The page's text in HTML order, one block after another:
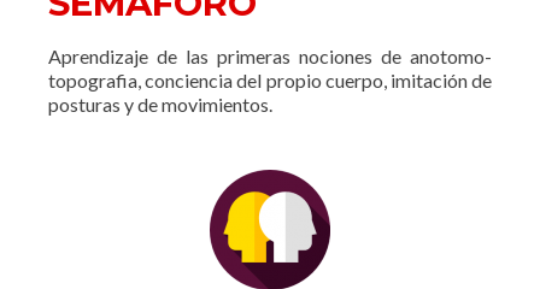
Aprendizaje de las primeras nociones de anotomo-
topografia, conciencia del propio cuerpo, imitación de
posturas y de movimientos.